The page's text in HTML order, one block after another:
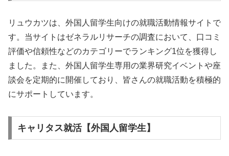
リュウカツは、外国人留学生向けの就職活動情報サイトで
す。当サイトはゼネラルリサーチの調査において、口コミ
評価や信頼性などのカテゴリーでランキング1位を獲得し
ました。また、外国人留学生専用の業界研究イベントや座
談会を定期的に開催しており、皆さんの就職活動を積極的
にサポートしています。
キャリタス就活【外国人留学生】